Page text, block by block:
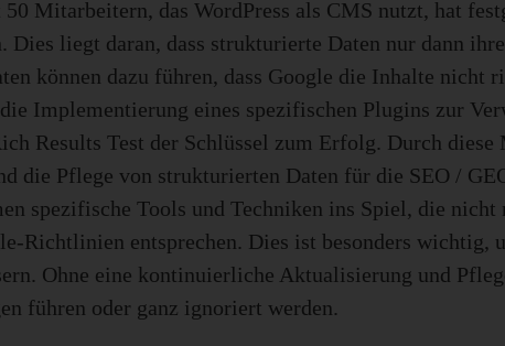
Mitarbeitern, das WordPress als CMS nutzt, hat
liegt daran, dass strukturierte Daten nur dann
können dazu führen, dass Google die Inhalte nicht
Implementierung eines spezifischen Plugins zur
Results Test der Schlüssel zum Erfolg. Durch
die Pflege von strukturierten Daten für die SEO /
spezifische Tools und Techniken ins Spiel, die
Richtlinien entsprechen. Dies ist besonders wichtig,
Ohne eine kontinuierliche Aktualisierung und
führen oder ganz ignoriert werden.